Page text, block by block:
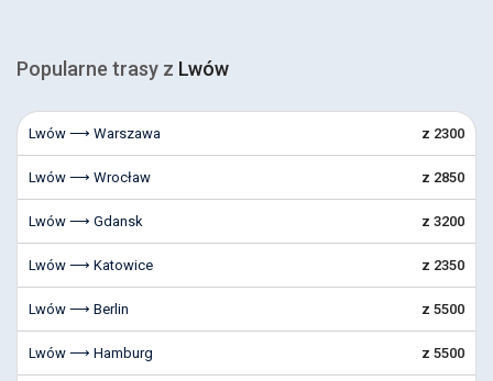
Popularne trasy z Lwów
Lwów ⟶ Warszawa z 2300
Lwów ⟶ Wrocław z 2850
Lwów ⟶ Gdansk z 3200
Lwów ⟶ Katowice z 2350
Lwów ⟶ Berlin z 5500
Lwów ⟶ Hamburg z 5500